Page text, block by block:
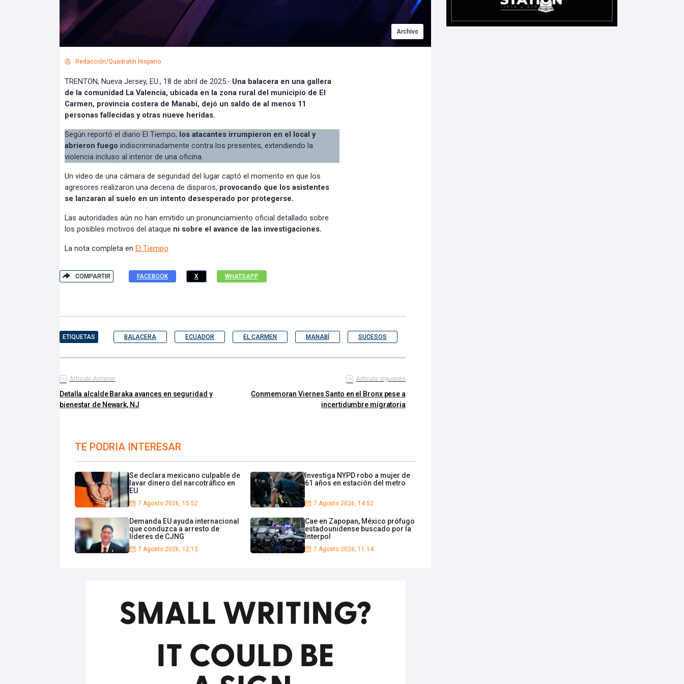
Archivo
Redacción/Quadratín Hispano
TRENTON, Nueva Jersey, EU., 18 de abril de 2025.- Una balacera en una gallera
de la comunidad La Valencia, ubicada en la zona rural del municipio de El
Carmen, provincia costera de Manabí, dejó un saldo de al menos 11
personas fallecidas y otras nueve heridas.
Según reportó el diario El Tiempo, los atacantes irrumpieron en el local y
abrieron fuego indiscriminadamente contra los presentes, extendiendo la
violencia incluso al interior de una oficina.
Un video de una cámara de seguridad del lugar captó el momento en que los
agresores realizaron una decena de disparos, provocando que los asistentes
se lanzaran al suelo en un intento desesperado por protegerse.
Las autoridades aún no han emitido un pronunciamiento oficial detallado sobre
los posibles motivos del ataque ni sobre el avance de las investigaciones.
La nota completa en El Tiempo
COMPARTIR FACEBOOK X WHATSAPP
ETIQUETAS BALACERA ECUADOR EL CARMEN MANABÍ SUCESOS
Artículo Anterior
Detalla alcalde Baraka avances en seguridad y
bienestar de Newark, NJ
Artículo siguiente
Conmemoran Viernes Santo en el Bronx pese a
incertidumbre migratoria
TE PODRIA INTERESAR
Se declara mexicano culpable de
lavar dinero del narcotráfico en
EU
7 Agosto 2026, 15:52
Investiga NYPD robo a mujer de
61 años en estación del metro
7 Agosto 2026, 14:52
Demanda EU ayuda internacional
que conduzca a arresto de
líderes de CJNG
7 Agosto 2026, 12:12
Cae en Zapopan, México prófugo
estadounidense buscado por la
Interpol
7 Agosto 2026, 11:14